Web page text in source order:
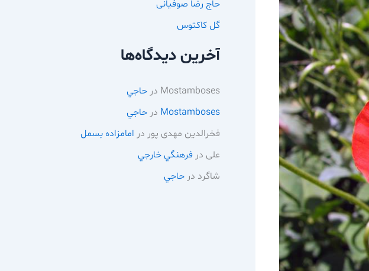
حاج رضا صوفیانی
گل کاکتوس
آخرین دیدگاه‌ها
Mostamboses در حاجي
Mostamboses در حاجي
فخرالدین مهدی پور در امامزاده بسمل
علی در فرهنگي خارجي
شاگرد در حاجي